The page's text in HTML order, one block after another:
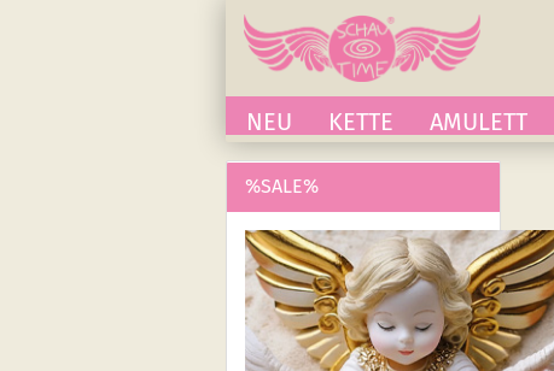
NEU KETTE AMULETT
%SALE%